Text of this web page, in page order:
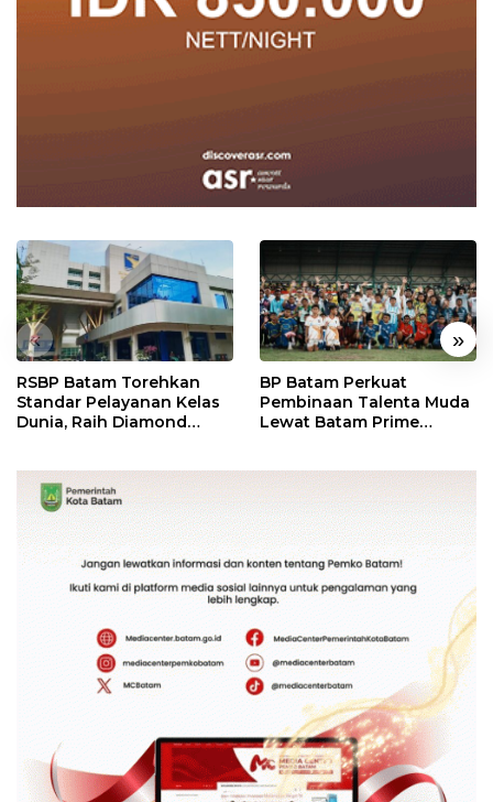
« »
RSBP Batam Torehkan
Standar Pelayanan Kelas
Dunia, Raih Diamond
BP Batam Perkuat
Pembinaan Talenta Muda
Lewat Batam Prime